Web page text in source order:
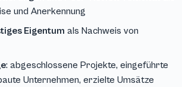
und Anerkennung
Eigentum als Nachweis von
: abgeschlossene Projekte, eingeführte
Unternehmen, erzielte Umsätze